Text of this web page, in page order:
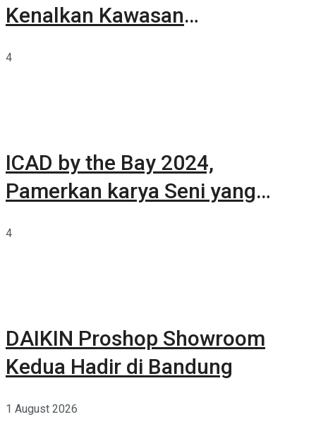
Kenalkan Kawasan
4
ICAD by the Bay 2024,
Pamerkan karya Seni yang
4
DAIKIN Proshop Showroom
Kedua Hadir di Bandung
1 August 2026